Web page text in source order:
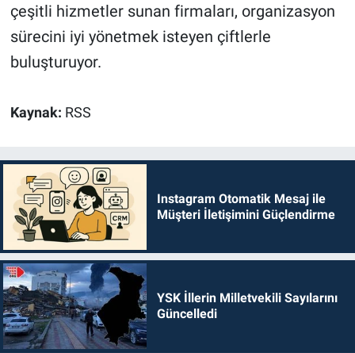
çeşitli hizmetler sunan firmaları, organizasyon
sürecini iyi yönetmek isteyen çiftlerle
buluşturuyor.
Kaynak: RSS
Instagram Otomatik Mesaj ile
Müşteri İletişimini Güçlendirme
YSK İllerin Milletvekili Sayılarını
Güncelledi